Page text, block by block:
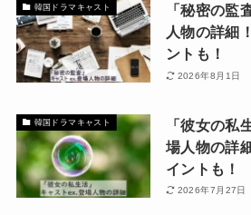
韓国ドラマキャスト
「秘密の監
人物の詳細
ントも！
2026年8月1日
韓国ドラマキャスト
「彼女の私
場人物の詳
イントも！
2026年7月27日